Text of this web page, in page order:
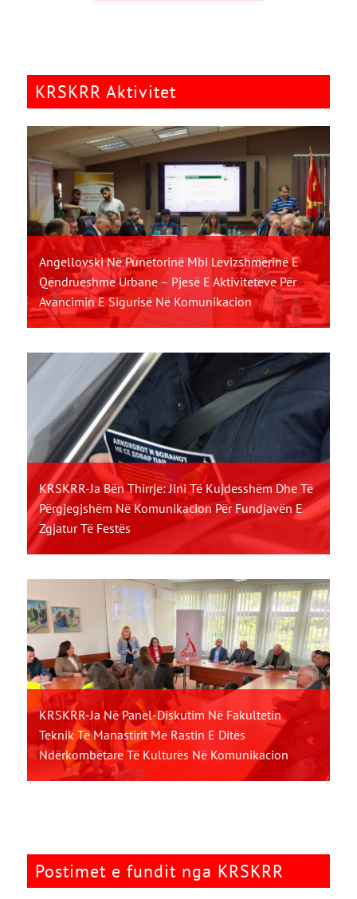
KRSKRR Aktivitet
Angellovski Në Punëtorinë Mbi Lëvizshmërinë E
Qëndrueshme Urbane – Pjesë E Aktiviteteve Për
Avancimin E Sigurisë Në Komunikacion
KRSKRR-Ja Bën Thirrje: Jini Të Kujdesshëm Dhe Të
Përgjegjshëm Në Komunikacion Për Fundjavën E
Zgjatur Të Festës
KRSKRR-Ja Në Panel-Diskutim Në Fakultetin
Teknik Të Manastirit Me Rastin E Ditës
Ndërkombëtare Të Kulturës Në Komunikacion
Postimet e fundit nga KRSKRR